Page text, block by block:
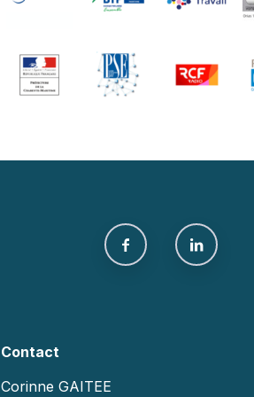
Contact
Corinne GAITEE